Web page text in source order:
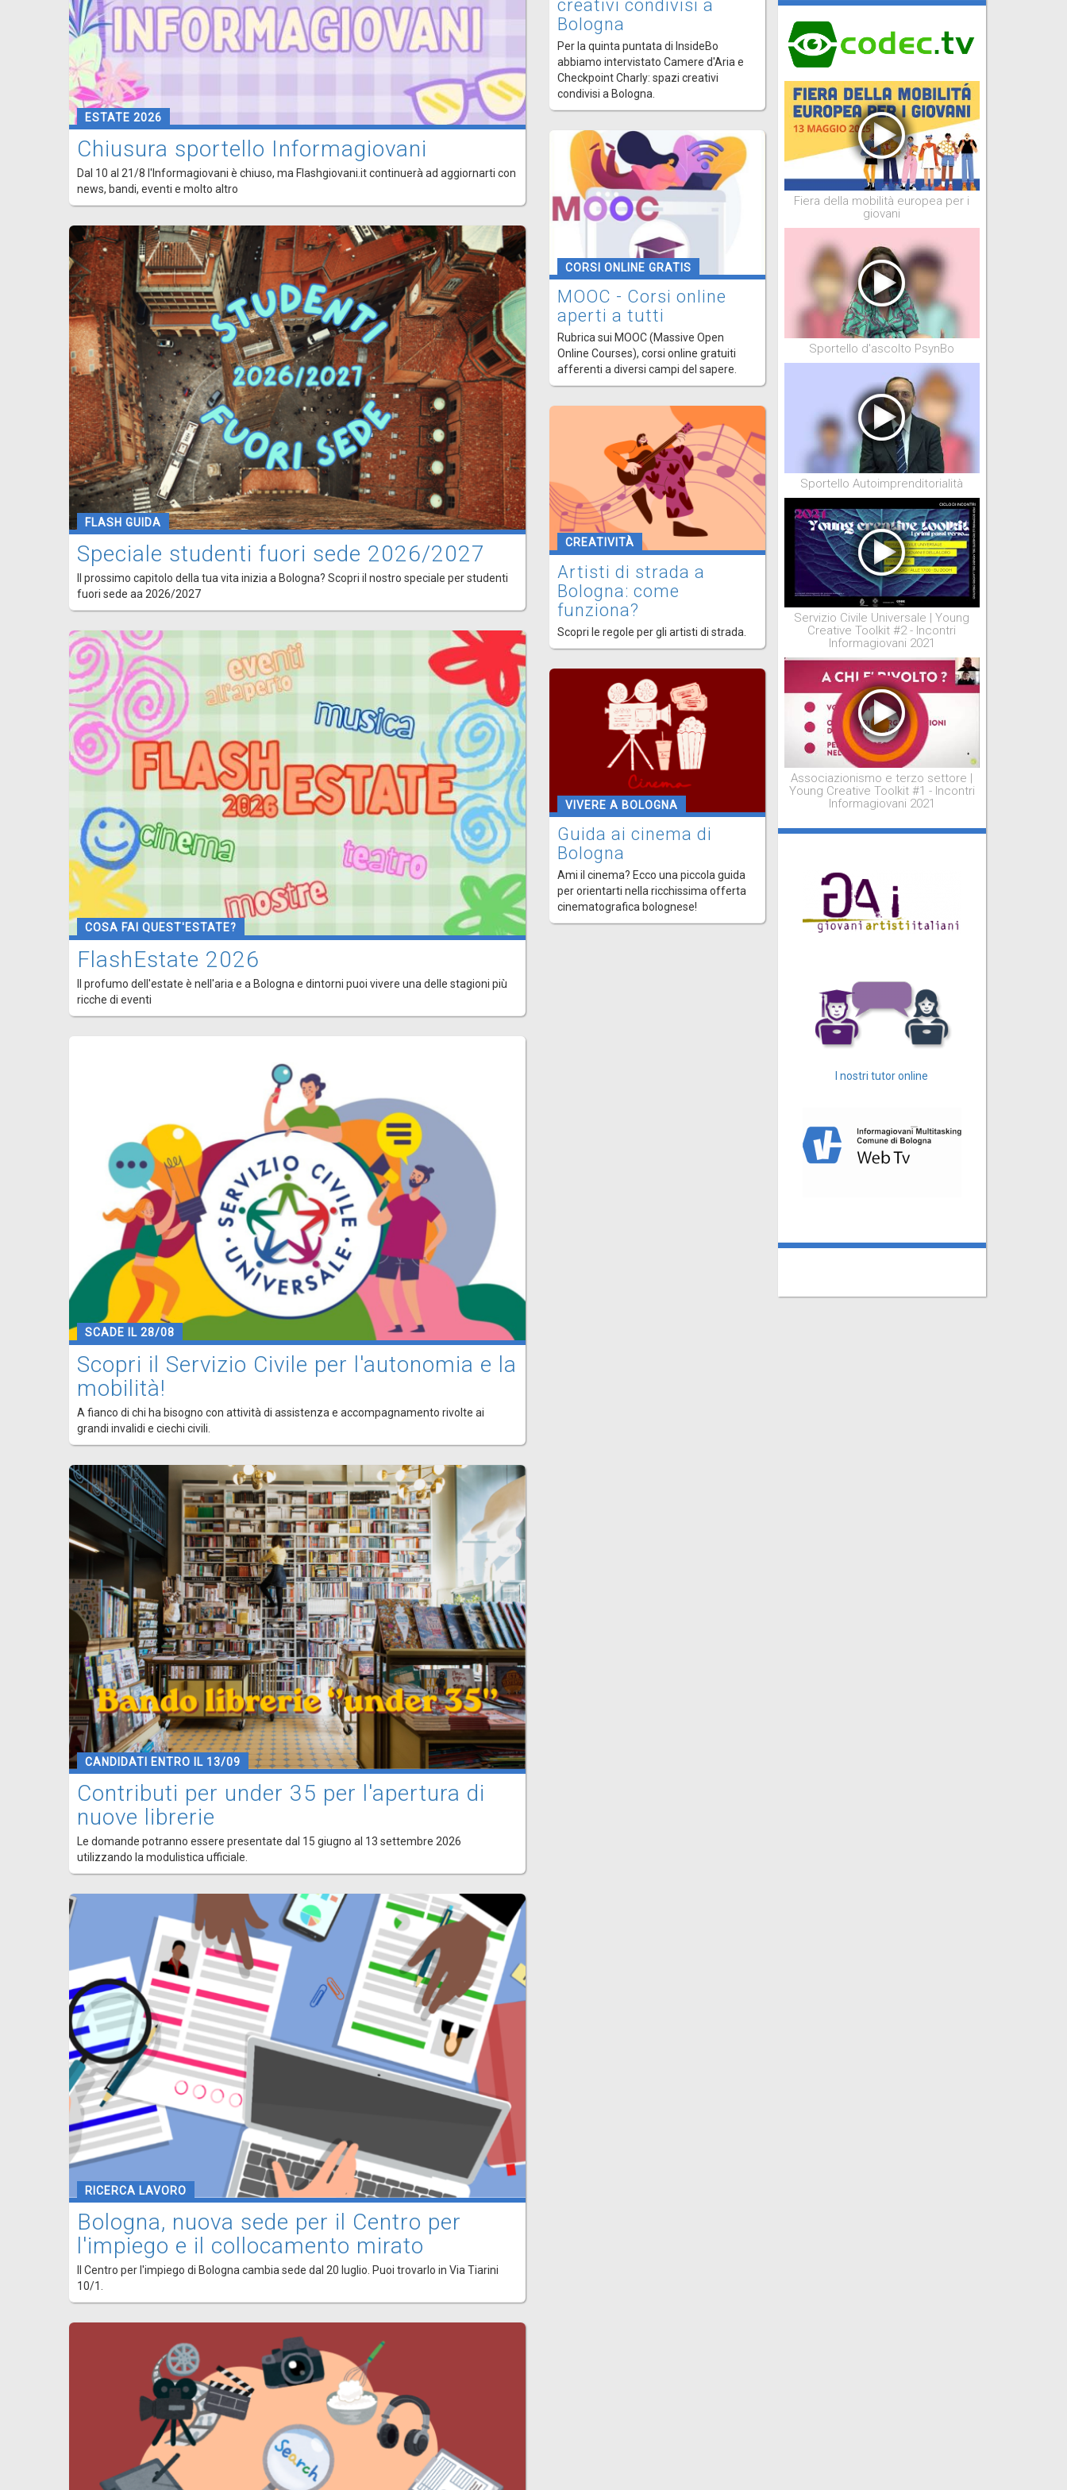
ESTATE 2026
Chiusura sportello Informagiovani
Dal 10 al 21/8 l'Informagiovani è chiuso, ma Flashgiovani.it continuerà ad aggiornarti con
news, bandi, eventi e molto altro
FLASH GUIDA
Speciale studenti fuori sede 2026/2027
Il prossimo capitolo della tua vita inizia a Bologna? Scopri il nostro speciale per studenti
fuori sede aa 2026/2027
COSA FAI QUEST'ESTATE?
FlashEstate 2026
Il profumo dell'estate è nell'aria e a Bologna e dintorni puoi vivere una delle stagioni più
ricche di eventi
SCADE IL 28/08
Scopri il Servizio Civile per l'autonomia e la
mobilità!
A fianco di chi ha bisogno con attività di assistenza e accompagnamento rivolte ai
grandi invalidi e ciechi civili.
CANDIDATI ENTRO IL 13/09
Contributi per under 35 per l'apertura di
nuove librerie
Le domande potranno essere presentate dal 15 giugno al 13 settembre 2026
utilizzando la modulistica ufficiale.
RICERCA LAVORO
Bologna, nuova sede per il Centro per
l'impiego e il collocamento mirato
Il Centro per l'impiego di Bologna cambia sede dal 20 luglio. Puoi trovarlo in Via Tiarini
10/1.
creativi condivisi a
Bologna
Per la quinta puntata di InsideBo
abbiamo intervistato Camere d'Aria e
Checkpoint Charly: spazi creativi
condivisi a Bologna.
CORSI ONLINE GRATIS
MOOC - Corsi online
aperti a tutti
Rubrica sui MOOC (Massive Open
Online Courses), corsi online gratuiti
afferenti a diversi campi del sapere.
CREATIVITÀ
Artisti di strada a
Bologna: come
funziona?
Scopri le regole per gli artisti di strada.
VIVERE A BOLOGNA
Guida ai cinema di
Bologna
Ami il cinema? Ecco una piccola guida
per orientarti nella ricchissima offerta
cinematografica bolognese!
Fiera della mobilità europea per i
giovani
Sportello d'ascolto PsynBo
Sportello Autoimprenditorialità
Servizio Civile Universale | Young
Creative Toolkit #2 - Incontri
Informagiovani 2021
Associazionismo e terzo settore |
Young Creative Toolkit #1 - Incontri
Informagiovani 2021
I nostri tutor online